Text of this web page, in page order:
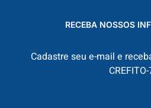
RECEBA NOSSOS
Cadastre seu e-mail e